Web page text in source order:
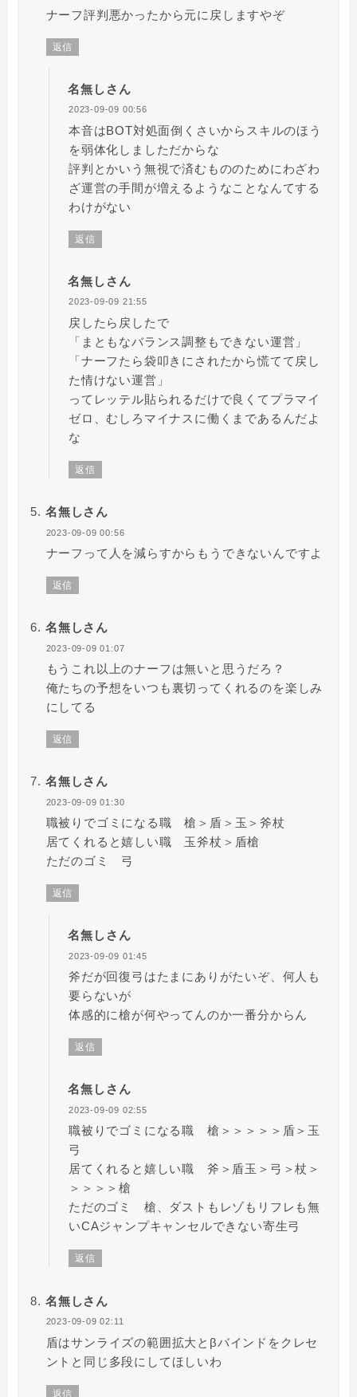
ナーフ評判悪かったから元に戻しますやぞ
返信
名無しさん
2023-09-09 00:56
本音はBOT対処面倒くさいからスキルのほう
を弱体化しましただからな
評判とかいう無視で済むもののためにわざわ
ざ運営の手間が増えるようなことなんてする
わけがない
返信
名無しさん
2023-09-09 21:55
戻したら戻したで
「まともなバランス調整もできない運営」
「ナーフたら袋叩きにされたから慌てて戻し
た情けない運営」
ってレッテル貼られるだけで良くてプラマイ
ゼロ、むしろマイナスに働くまであるんだよ
な
返信
名無しさん
2023-09-09 00:56
ナーフって人を減らすからもうできないんですよ
返信
名無しさん
2023-09-09 01:07
もうこれ以上のナーフは無いと思うだろ？
俺たちの予想をいつも裏切ってくれるのを楽しみ
にしてる
返信
名無しさん
2023-09-09 01:30
職被りでゴミになる職 槍＞盾＞玉＞斧杖
居てくれると嬉しい職 玉斧杖＞盾槍
ただのゴミ 弓
返信
名無しさん
2023-09-09 01:45
斧だが回復弓はたまにありがたいぞ、何人も
要らないが
体感的に槍が何やってんのか一番分からん
返信
名無しさん
2023-09-09 02:55
職被りでゴミになる職 槍＞＞＞＞＞盾＞玉
弓
居てくれると嬉しい職 斧＞盾玉＞弓＞杖＞
＞＞＞＞槍
ただのゴミ 槍、ダストもレゾもリフレも無
いCAジャンプキャンセルできない寄生弓
返信
名無しさん
2023-09-09 02:11
盾はサンライズの範囲拡大とβバインドをクレセ
ントと同じ多段にしてほしいわ
返信